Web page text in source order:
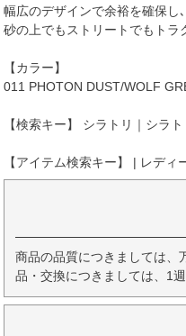
幅広のデザインで余裕を確保し
砂の上でもストリートでもトラ
【カラー】
011 PHOTON DUST/WOLF
【検索キー】 シラトリ｜シラ
【アイテム検索キー】 | レデ
商品の品質につきましては、
品・交換につきましては、1